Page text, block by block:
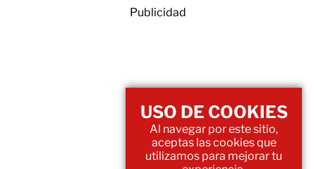
Publicidad
USO DE COOKIES
Al navegar por este sitio,
aceptas las cookies que
utilizamos para mejorar tu